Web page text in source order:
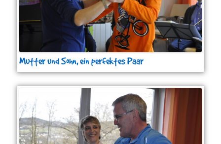
Mutter und Sohn, ein perfektes Paar